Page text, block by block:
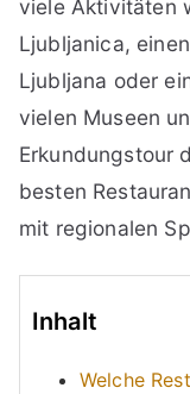
viele Aktivitäten
Ljubljanica,
Ljubljana oder
vielen Museen
Erkundungstour
besten
mit regionalen
Inhalt
Welche